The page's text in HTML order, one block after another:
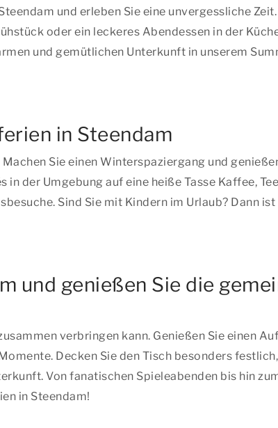
und erleben Sie eine unvergessliche
oder ein leckeres Abendessen in der
und gemütlichen Unterkunft in unserem
in Steendam
Sie einen Winterspaziergang und
der Umgebung auf eine heiße Tasse Kaffee,
Sind Sie mit Kindern im Urlaub? Dann ist
und genießen Sie die
verbringen kann. Genießen Sie einen
Decken Sie den Tisch besonders
Von fanatischen Spieleabenden bis hin
in Steendam!